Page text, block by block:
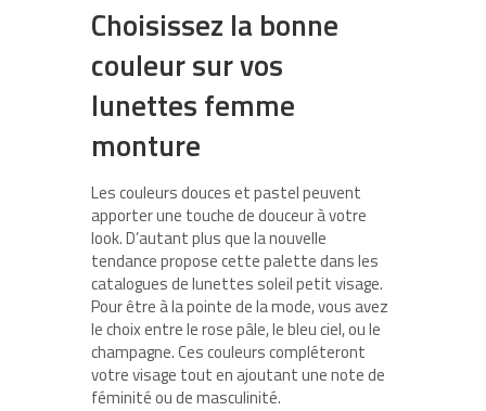
Choisissez la bonne
couleur sur vos
lunettes femme
monture
Les couleurs douces et pastel peuvent
apporter une touche de douceur à votre
look. D’autant plus que la nouvelle
tendance propose cette palette dans les
catalogues de lunettes soleil petit visage.
Pour être à la pointe de la mode, vous avez
le choix entre le rose pâle, le bleu ciel, ou le
champagne. Ces couleurs compléteront
votre visage tout en ajoutant une note de
féminité ou de masculinité.